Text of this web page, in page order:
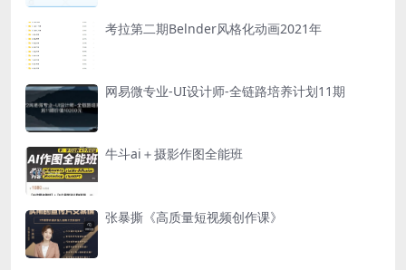
考拉第二期Belnder风格化动画2021年
网易微专业-UI设计师-全链路培养计划11期
牛斗ai＋摄影作图全能班
张暴撕《高质量短视频创作课》